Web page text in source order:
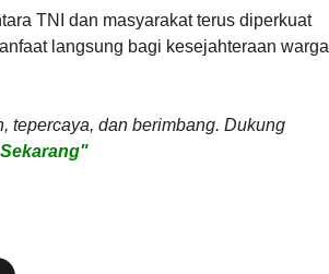
TNI dan masyarakat terus diperkuat
langsung bagi kesejahteraan warga
tepercaya, dan berimbang. Dukung